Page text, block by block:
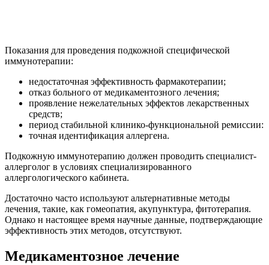
Показания для проведения подкожной специфической
иммунотерапии:
недостаточная эффективность фармакотерапии;
отказ больного от медикаментозного лечения;
проявление нежелательных эффектов лекарственных
средств;
период стабильной клинико-функциональной ремиссии:
точная идентификация аллергена.
Подкожную иммунотерапию должен проводить специалист-
аллерголог в условиях специализированного
аллергологического кабинета.
Достаточно часто используют альтернативные методы
лечения, такие, как гомеопатия, акупунктура, фитотерапия.
Однако н настоящее время научные данные, подтверждающие
эффективность этих методов, отсутствуют.
Медикаментозное лечение